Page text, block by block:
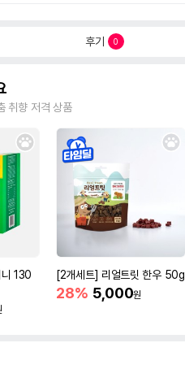
후기 0
취향 저격 상품
니 130
[2개세트] 리얼트릿 한우 50g
28% 5,000원